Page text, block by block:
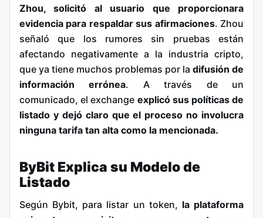
Zhou, solicitó al usuario que proporcionara
evidencia para respaldar sus afirmaciones. Zhou
señaló que los rumores sin pruebas están
afectando negativamente a la industria cripto,
que ya tiene muchos problemas por la difusión de
información errónea. A través de un
comunicado, el exchange explicó sus políticas de
listado y dejó claro que el proceso no involucra
ninguna tarifa tan alta como la mencionada.
ByBit Explica su Modelo de
Listado
Según Bybit, para listar un token, la plataforma